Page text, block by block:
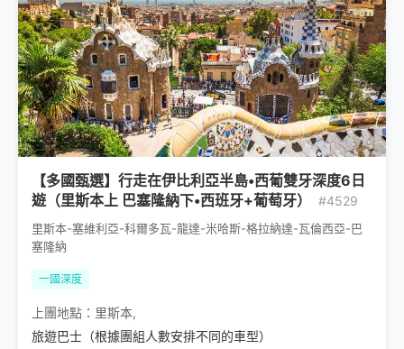
【多國甄選】行走在伊比利亞半島•西葡雙牙深度6日
遊（里斯本上 巴塞隆納下•西班牙+葡萄牙）
#4529
里斯本-塞維利亞-科爾多瓦-龍達-米哈斯-格拉納達-瓦倫西亞-巴
塞隆納
一國深度
上團地點： 里斯本,
旅遊巴士（根據團組人數安排不同的車型）